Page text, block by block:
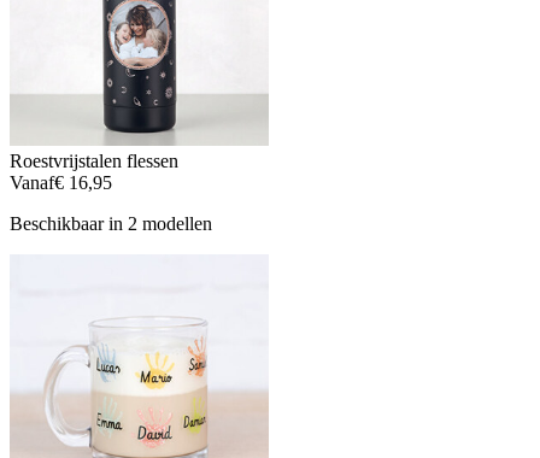
Roestvrijstalen flessen
Vanaf€ 16,95
Beschikbaar in 2 modellen